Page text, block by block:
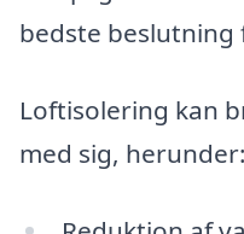
bedste beslutning
Loftisolering kan
med sig, herunder: